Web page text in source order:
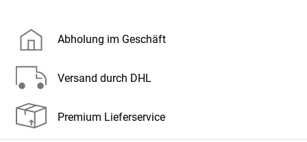
Abholung im Geschäft
Versand durch DHL
Premium Lieferservice